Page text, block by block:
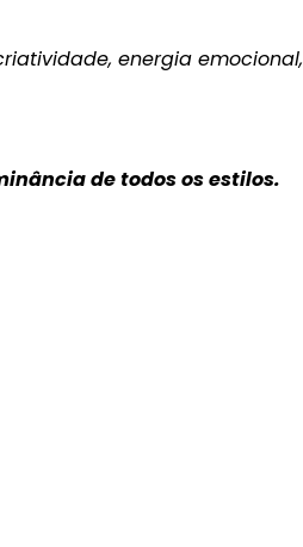
energia emocional,
de todos os estilos.